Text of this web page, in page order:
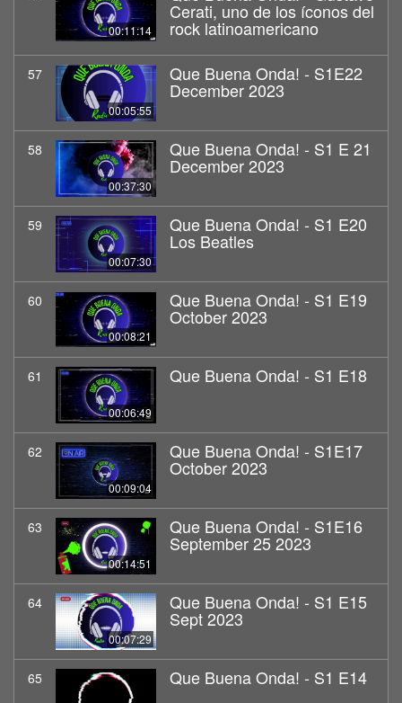
00:11:14
Cerati, uno de los íconos del
rock latinoamericano
57
00:05:55
Que Buena Onda! - S1E22
December 2023
58
00:37:30
Que Buena Onda! - S1 E 21
December 2023
59
00:07:30
Que Buena Onda! - S1 E20
Los Beatles
60
00:08:21
Que Buena Onda! - S1 E19
October 2023
61
00:06:49
Que Buena Onda! - S1 E18
62
00:09:04
Que Buena Onda! - S1E17
October 2023
63
00:14:51
Que Buena Onda! - S1E16
September 25 2023
64
00:07:29
Que Buena Onda! - S1 E15
Sept 2023
65 Que Buena Onda! - S1 E14